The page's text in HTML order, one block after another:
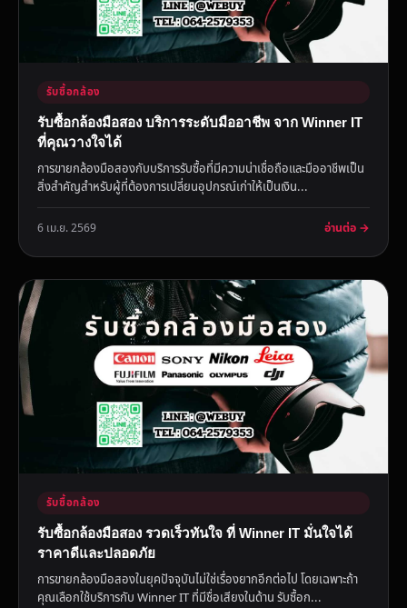
รับซื้อกล้อง
รับซื้อกล้องมือสอง บริการระดับมืออาชีพ จาก Winner IT
ที่คุณวางใจได้
การขายกล้องมือสองกับบริการรับซื้อที่มีความน่าเชื่อถือและมืออาชีพเป็น
สิ่งสำคัญสำหรับผู้ที่ต้องการเปลี่ยนอุปกรณ์เก่าให้เป็นเงิน...
6 เม.ย. 2569 อ่านต่อ →
รับซื้อกล้อง
รับซื้อกล้องมือสอง รวดเร็วทันใจ ที่ Winner IT มั่นใจได้
ราคาดีและปลอดภัย
การขายกล้องมือสองในยุคปัจจุบันไม่ใช่เรื่องยากอีกต่อไป โดยเฉพาะถ้า
คุณเลือกใช้บริการกับ Winner IT ที่มีชื่อเสียงในด้าน รับซื้อก...